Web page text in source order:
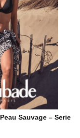
Peau Sauvage – Serie